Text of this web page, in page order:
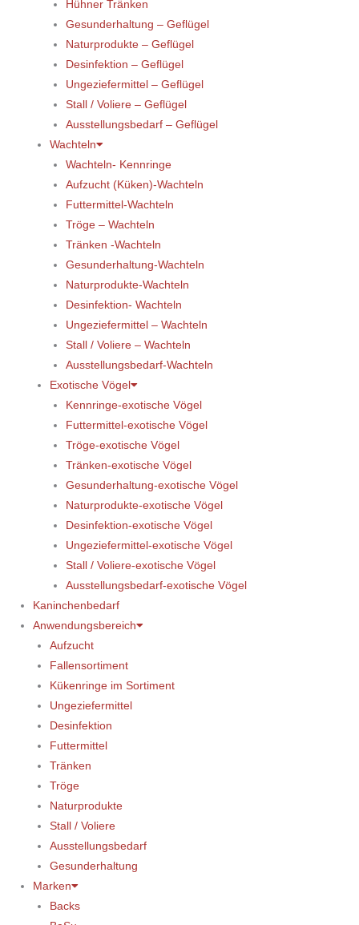
Hühner Tränken
Gesunderhaltung – Geflügel
Naturprodukte – Geflügel
Desinfektion – Geflügel
Ungeziefermittel – Geflügel
Stall / Voliere – Geflügel
Ausstellungsbedarf – Geflügel
Wachteln
Wachteln- Kennringe
Aufzucht (Küken)-Wachteln
Futtermittel-Wachteln
Tröge – Wachteln
Tränken -Wachteln
Gesunderhaltung-Wachteln
Naturprodukte-Wachteln
Desinfektion- Wachteln
Ungeziefermittel – Wachteln
Stall / Voliere – Wachteln
Ausstellungsbedarf-Wachteln
Exotische Vögel
Kennringe-exotische Vögel
Futtermittel-exotische Vögel
Tröge-exotische Vögel
Tränken-exotische Vögel
Gesunderhaltung-exotische Vögel
Naturprodukte-exotische Vögel
Desinfektion-exotische Vögel
Ungeziefermittel-exotische Vögel
Stall / Voliere-exotische Vögel
Ausstellungsbedarf-exotische Vögel
Kaninchenbedarf
Anwendungsbereich
Aufzucht
Fallensortiment
Kükenringe im Sortiment
Ungeziefermittel
Desinfektion
Futtermittel
Tränken
Tröge
Naturprodukte
Stall / Voliere
Ausstellungsbedarf
Gesunderhaltung
Marken
Backs